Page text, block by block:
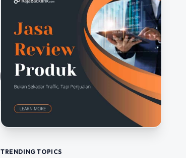
TRENDING TOPICS